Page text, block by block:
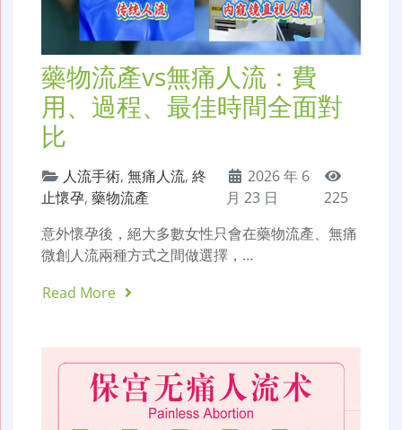
藥物流產vs無痛人流：費
用、過程、最佳時間全面對
比
人流手術, 無痛人流, 終
止懷孕, 藥物流產
2026 年 6
月 23 日
225
意外懷孕後，絕大多數女性只會在藥物流產、無痛
微創人流兩種方式之間做選擇，…
Read More